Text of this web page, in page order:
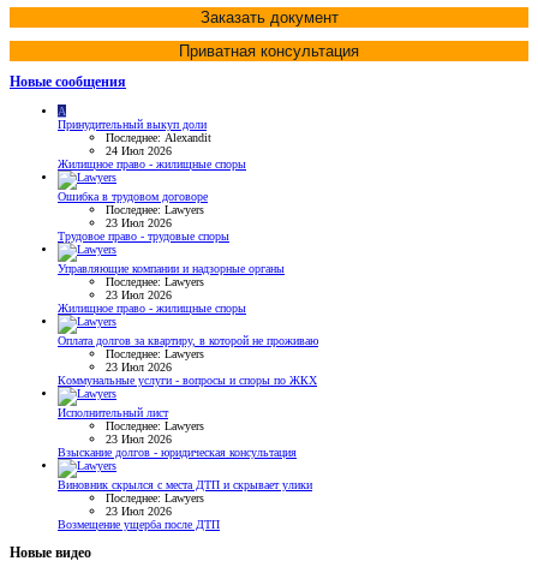
Заказать документ
Приватная консультация
Новые сообщения
A
Принудительный выкуп доли
Последнее: Alexandit
24 Июл 2026
Жилищное право - жилищные споры
Ошибка в трудовом договоре
Последнее: Lawyers
23 Июл 2026
Трудовое право - трудовые споры
Управляющие компании и надзорные органы
Последнее: Lawyers
23 Июл 2026
Жилищное право - жилищные споры
Оплата долгов за квартиру, в которой не проживаю
Последнее: Lawyers
23 Июл 2026
Коммунальные услуги - вопросы и споры по ЖКХ
Исполнительный лист
Последнее: Lawyers
23 Июл 2026
Взыскание долгов - юридическая консультация
Виновник скрылся с места ДТП и скрывает улики
Последнее: Lawyers
23 Июл 2026
Возмещение ущерба после ДТП
Новые видео